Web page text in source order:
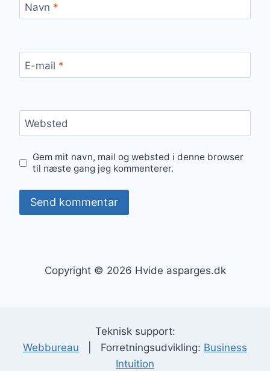
Navn *
E-mail *
Websted
Gem mit navn, mail og websted i denne browser
til næste gang jeg kommenterer.
Copyright © 2026 Hvide asparges.dk
Teknisk support:
Webbureau | Forretningsudvikling: Business
Intuition